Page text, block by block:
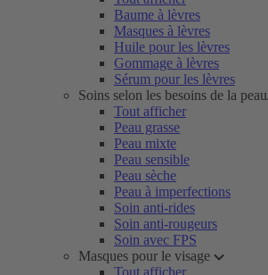
Baume à lèvres
Masques à lèvres
Huile pour les lèvres
Gommage à lèvres
Sérum pour les lèvres
Soins selon les besoins de la
Tout afficher
Peau grasse
Peau mixte
Peau sensible
Peau sèche
Peau à imperfections
Soin anti-rides
Soin anti-rougeurs
Soin avec FPS
Masques pour le visage
Tout afficher